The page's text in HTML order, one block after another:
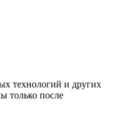
технологий и других
только после